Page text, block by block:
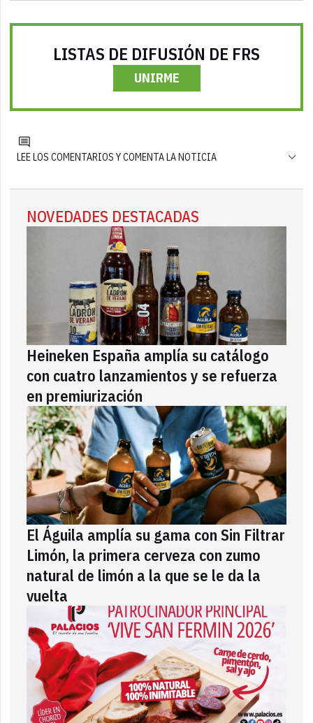
LISTAS DE DIFUSIÓN DE FRS
UNIRME
LEE LOS COMENTARIOS Y COMENTA LA NOTICIA
NOVEDADES DESTACADAS
Heineken España amplía su catálogo
con cuatro lanzamientos y se refuerza
en premiurización
El Águila amplía su gama con Sin Filtrar
Limón, la primera cerveza con zumo
natural de limón a la que se le da la
vuelta